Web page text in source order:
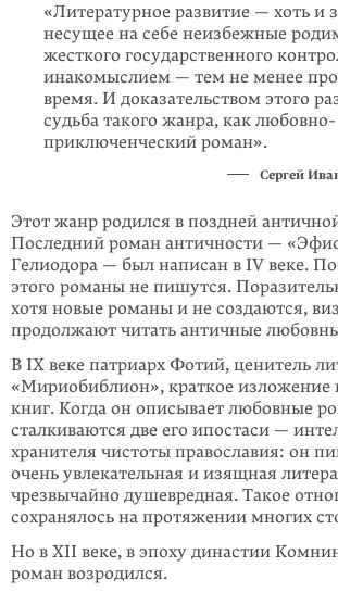
«Литературное развитие — хоть и
несущее на себе неизбежные
жесткого государственного
инакомыслием — тем не менее
время. И доказательством этого
судьба такого жанра, как любовно-
приключенческий роман».
Сергей
Этот жанр родился в поздней
Последний роман античности —
Гелиодора — был написан в IV веке.
этого романы не пишутся.
хотя новые романы и не создаются,
продолжают читать античные
В IX веке патриарх Фотий, ценитель
«Мириобиблион», краткое
книг. Когда он описывает любовные
сталкиваются две его ипостаси —
хранителя чистоты православия: он
очень увлекательная и изящная
чрезвычайно душевредная. Такое
сохранялось на протяжении многих
Но в XII веке, в эпоху династии
роман возродился.